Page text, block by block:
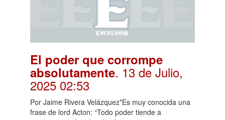
El poder que corrompe
absolutamente. 13 de Julio,
2025 02:53
Por Jaime Rivera Velázquez*Es muy conocida una
frase de lord Acton: “Todo poder tiende a